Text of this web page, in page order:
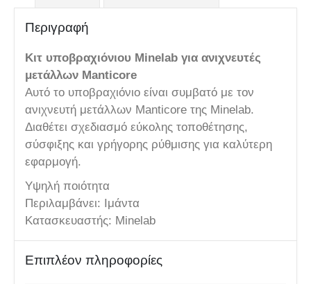
Περιγραφή
Κιτ υποβραχιόνιου Minelab για ανιχνευτές
μετάλλων Manticore
Αυτό το υποβραχιόνιο είναι συμβατό με τον
ανιχνευτή μετάλλων Manticore της Minelab.
Διαθέτει σχεδιασμό εύκολης τοποθέτησης,
σύσφιξης και γρήγορης ρύθμισης για καλύτερη
εφαρμογή.
Υψηλή ποιότητα
Περιλαμβάνει: Ιμάντα
Κατασκευαστής: Minelab
Επιπλέον πληροφορίες